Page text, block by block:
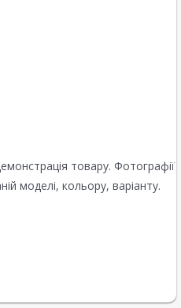
товару. Фотографії
моделі, кольору, варіанту.